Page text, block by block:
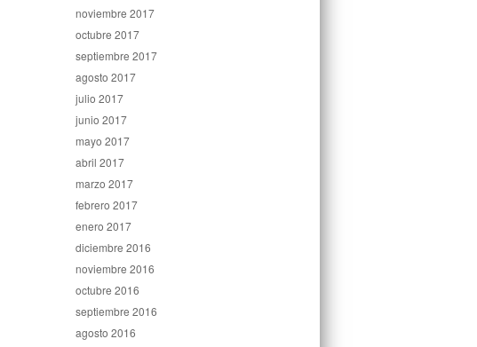
noviembre 2017
octubre 2017
septiembre 2017
agosto 2017
julio 2017
junio 2017
mayo 2017
abril 2017
marzo 2017
febrero 2017
enero 2017
diciembre 2016
noviembre 2016
octubre 2016
septiembre 2016
agosto 2016